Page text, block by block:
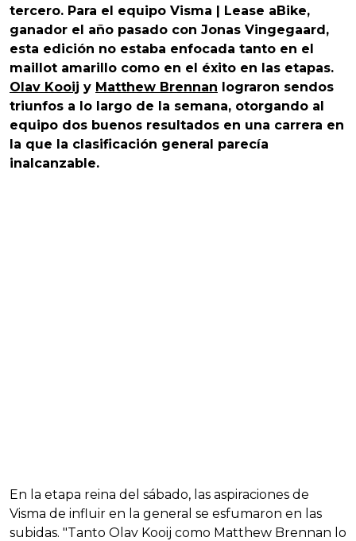
tercero. Para el equipo Visma | Lease aBike,
ganador el año pasado con Jonas Vingegaard,
esta edición no estaba enfocada tanto en el
maillot amarillo como en el éxito en las etapas.
Olav Kooij y Matthew Brennan lograron sendos
triunfos a lo largo de la semana, otorgando al
equipo dos buenos resultados en una carrera en
la que la clasificación general parecía
inalcanzable.
En la etapa reina del sábado, las aspiraciones de
Visma de influir en la general se esfumaron en las
subidas. "Tanto Olav Kooij como Matthew Brennan lo